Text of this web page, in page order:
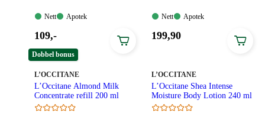
Nett:
Nett
Apotek:
Apotek
Pris:
109,00
kroner.
109,-
Nett:
Nett
Apotek:
Apotek
Pris:
199,90
Dobbel bonus
MERKE:
L’OCCITANE
L’Occitane Almond Milk
Concentrate refill 200 ml
MERKE:
L’OCCITANE
L’Occitane Shea Intense
Moisture Body Lotion 240 ml